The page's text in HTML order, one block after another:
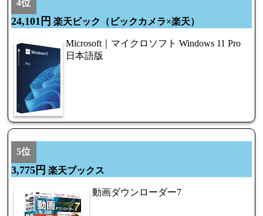
4位
24,101円 楽天ビック（ビックカメラ×楽天）
Microsoft｜マイクロソフト Windows 11 Pro
日本語版
5位
3,775円 楽天ブックス
動画ダウンローダー7